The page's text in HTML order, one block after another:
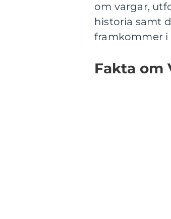
om vargar,
historia samt
framkommer i
Fakta om